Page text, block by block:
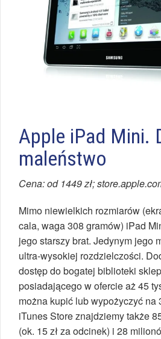
Apple iPad Mini.
maleństwo
Cena: od 1449 zł;
Mimo niewielkich rozmiarów
cala, waga 308 gramów) iPad
jego starszy brat. Jedynym jego
ultra-wysokiej rozdzielczości.
dostęp do bogatej biblioteki
posiadającego w ofercie aż 45
można kupić lub wypożyczyć na
iTunes Store znajdziemy także
(ok. 15 zł za odcinek) i 28